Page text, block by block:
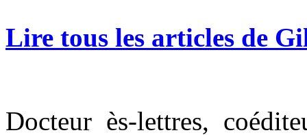
Lire tous les articles de
Docteur ès-lettres,